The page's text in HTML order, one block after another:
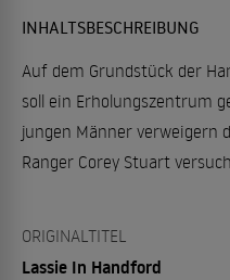
INHALTSBESCHREIBUNG
Auf dem Grundstück der
soll ein Erholungszentrum
jungen Männer verweigern
Ranger Corey Stuart
ORIGINALTITEL
Lassie In Handford